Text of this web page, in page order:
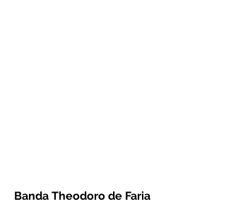
Banda Theodoro de Faria